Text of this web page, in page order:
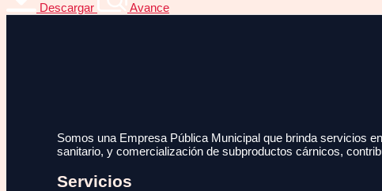
Descargar Avance
Somos una Empresa Pública Municipal que brinda servicios
sanitario, y comercialización de subproductos cárnicos,
Servicios